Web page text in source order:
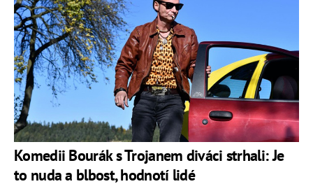
Komedii Bourák s Trojanem diváci strhali: Je
to nuda a blbost, hodnotí lidé